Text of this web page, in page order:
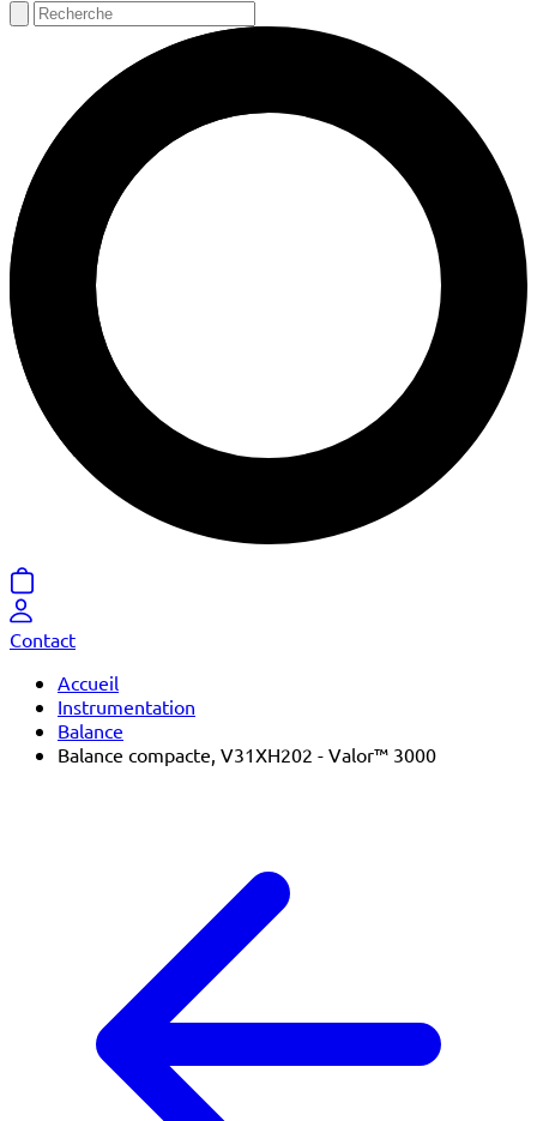
Contact
Accueil
Instrumentation
Balance
Balance compacte, V31XH202 - Valor™ 3000